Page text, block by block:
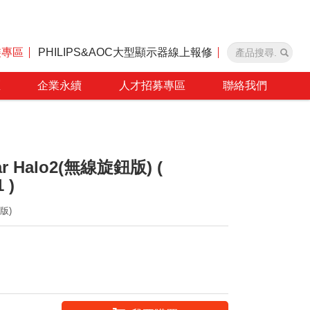
區 PHILIPS&AOC大型顯示器線上報修
企業永續 人才招募專區 聯絡我們
Halo2(無線旋鈕版) (
)
)